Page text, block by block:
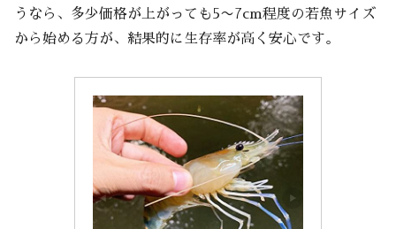
うなら、多少価格が上がっても5〜7cm程度の若魚サイズ
から始める方が、結果的に生存率が高く安心です。